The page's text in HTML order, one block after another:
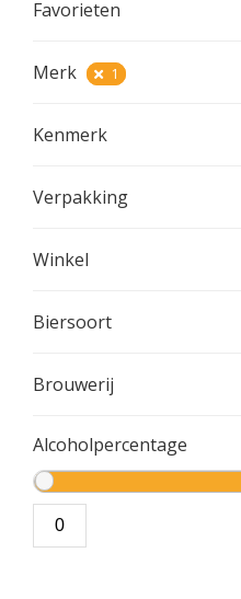
Favorieten
Merk 1
Kenmerk
Verpakking
Winkel
Biersoort
Brouwerij
Alcoholpercentage